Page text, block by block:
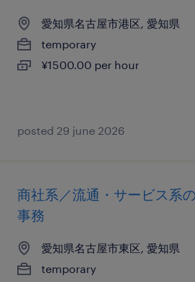
愛知県名古屋市港区, 愛知県
temporary
¥1500.00 per hour
posted 29 june 2026
商社系／流通・サービス系
事務
愛知県名古屋市東区, 愛知県
temporary